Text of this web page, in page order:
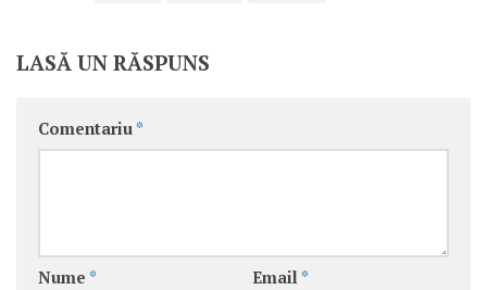
LASĂ UN RĂSPUNS
Comentariu *
Nume * Email *